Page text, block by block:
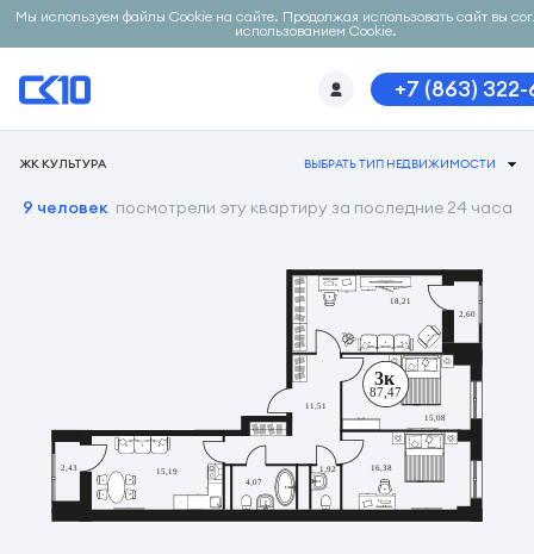
Мы используем файлы Cookie на сайте. Продолжая использовать сайт вы
использованием Cookie.
+7 (863)
ЖК КУЛЬТУРА ВЫБРАТЬ ТИП НЕДВИЖИМОСТИ
9 человек посмотрели эту квартиру за последние 24 часа